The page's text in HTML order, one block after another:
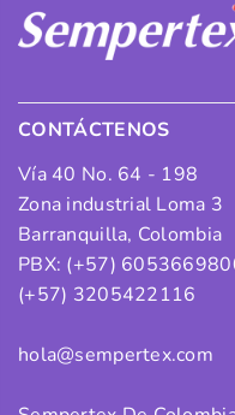
CONTÁCTENOS
Vía 40 No. 64 - 198
Zona industrial Loma 3
Barranquilla, Colombia
PBX: (+57)
(+57) 3205422116
hola@sempertex.com